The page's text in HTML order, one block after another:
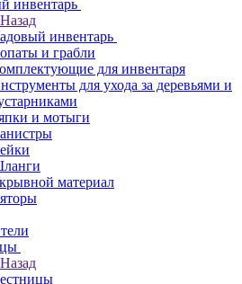
инвентарь
Назад
инвентарь
и грабли
для инвентаря
для ухода за деревьями и
и мотыги
материал
Назад